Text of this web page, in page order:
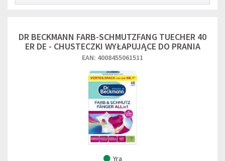
DR BECKMANN FARB-SCHMUTZFANG TUECHER 40
ER DE - CHUSTECZKI WYŁAPUJĄCE DO PRANIA
EAN: 4008455061511
Yra